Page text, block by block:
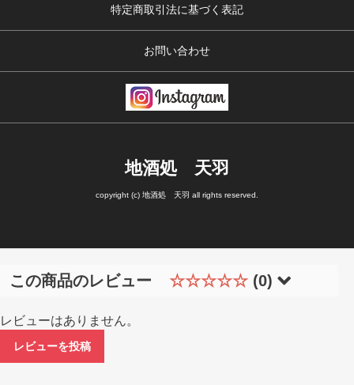
特定商取引法に基づく表記
お問い合わせ
地酒処 天羽
copyright (c) 地酒処 天羽 all rights reserved.
この商品のレビュー ☆☆☆☆☆ (0)
レビューはありません。
レビューを投稿